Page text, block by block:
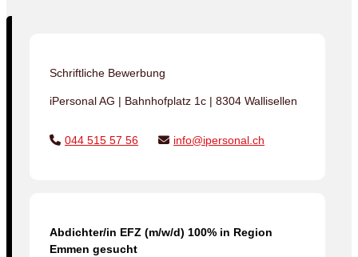
Schriftliche Bewerbung
iPersonal AG | Bahnhofplatz 1c | 8304 Wallisellen
044 515 57 56 info@ipersonal.ch
Abdichter/in EFZ (m/w/d) 100% in Region
Emmen gesucht